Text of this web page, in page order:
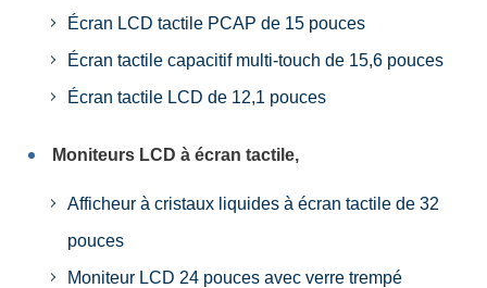
Écran LCD tactile PCAP de 15 pouces
Écran tactile capacitif multi-touch de 15,6 pouces
Écran tactile LCD de 12,1 pouces
Moniteurs LCD à écran tactile,
Afficheur à cristaux liquides à écran tactile de 32
pouces
Moniteur LCD 24 pouces avec verre trempé